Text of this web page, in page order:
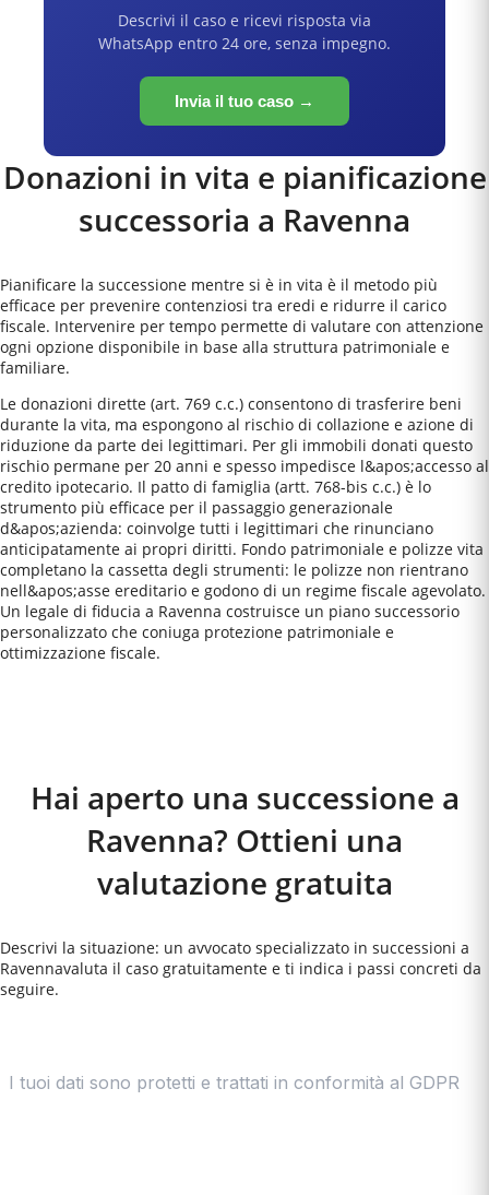
Descrivi il caso e ricevi risposta via
WhatsApp entro 24 ore, senza impegno.
Invia il tuo caso →
Donazioni in vita e pianificazione
successoria a Ravenna
Pianificare la successione mentre si è in vita è il metodo più
efficace per prevenire contenziosi tra eredi e ridurre il carico
fiscale. Intervenire per tempo permette di valutare con attenzione
ogni opzione disponibile in base alla struttura patrimoniale e
familiare.
Le donazioni dirette (art. 769 c.c.) consentono di trasferire beni
durante la vita, ma espongono al rischio di collazione e azione di
riduzione da parte dei legittimari. Per gli immobili donati questo
rischio permane per 20 anni e spesso impedisce l&apos;accesso al
credito ipotecario. Il patto di famiglia (artt. 768-bis c.c.) è lo
strumento più efficace per il passaggio generazionale
d&apos;azienda: coinvolge tutti i legittimari che rinunciano
anticipatamente ai propri diritti. Fondo patrimoniale e polizze vita
completano la cassetta degli strumenti: le polizze non rientrano
nell&apos;asse ereditario e godono di un regime fiscale agevolato.
Un legale di fiducia a Ravenna costruisce un piano successorio
personalizzato che coniuga protezione patrimoniale e
ottimizzazione fiscale.
Hai aperto una successione a
Ravenna? Ottieni una
valutazione gratuita
Descrivi la situazione: un avvocato specializzato in successioni a
Ravennavaluta il caso gratuitamente e ti indica i passi concreti da
seguire.